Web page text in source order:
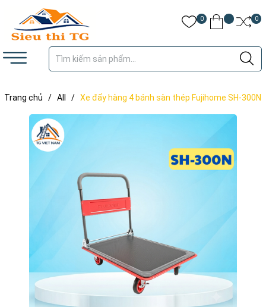
0 0
Trang chủ / All / Xe đẩy hàng 4 bánh sàn thép Fujihome SH-300N